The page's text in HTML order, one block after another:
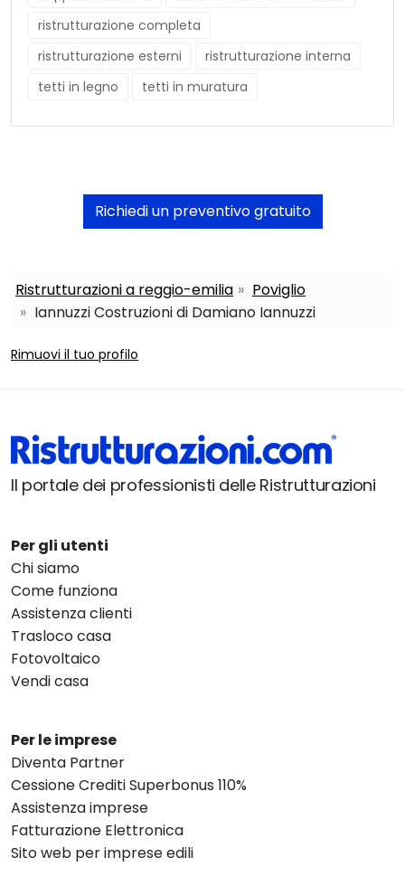
ristrutturazione completa
ristrutturazione esterni
ristrutturazione interna
tetti in legno
tetti in muratura
Richiedi un preventivo gratuito
Ristrutturazioni a reggio-emilia
Poviglio
Iannuzzi Costruzioni di Damiano Iannuzzi
Rimuovi il tuo profilo
Il portale dei professionisti delle Ristrutturazioni
Per gli utenti
Chi siamo
Come funziona
Assistenza clienti
Trasloco casa
Fotovoltaico
Vendi casa
Per le imprese
Diventa Partner
Cessione Crediti Superbonus 110%
Assistenza imprese
Fatturazione Elettronica
Sito web per imprese edili